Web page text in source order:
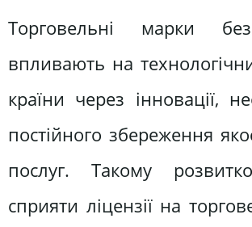
Торговельні марки
впливають на
країни через інновації,
постійного збереження
послуг. Такому
сприяти ліцензії на